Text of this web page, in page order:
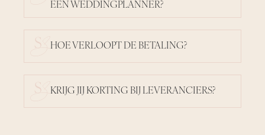
EEN WEDDINGPLANNER?
HOE VERLOOPT DE BETALING?
KRIJG JIJ KORTING BIJ LEVERANCIERS?